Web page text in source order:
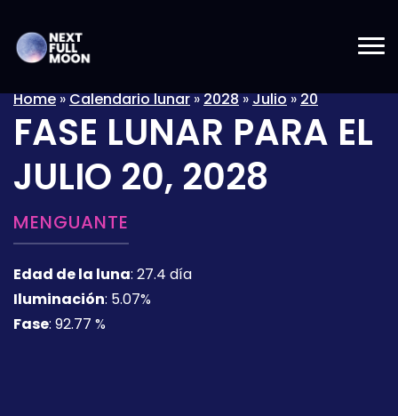
Home»Calendario lunar»2028»Julio»20
FASE LUNAR PARA EL
JULIO 20, 2028
MENGUANTE
Edad de la luna: 27.4 día
Iluminación: 5.07%
Fase: 92.77 %